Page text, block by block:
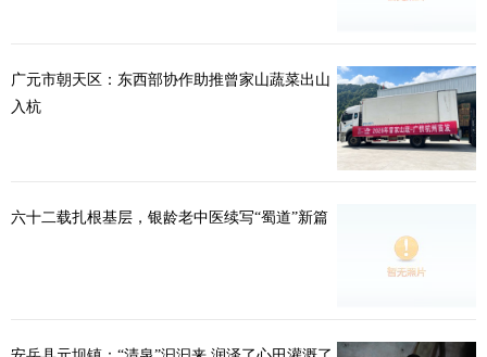
广元市朝天区：东西部协作助推曾家山蔬菜出山
入杭
六十二载扎根基层，银龄老中医续写“蜀道”新篇